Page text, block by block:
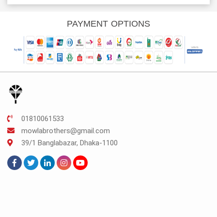
was:
is:
PAYMENT OPTIONS
01810061533
mowlabrothers@gmail.com
39/1 Banglabazar, Dhaka-1100